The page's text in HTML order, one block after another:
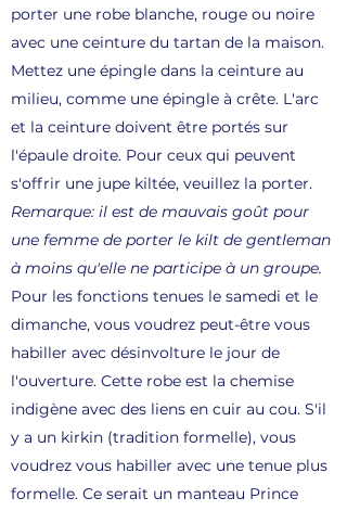
porter une robe blanche, rouge ou noire
avec une ceinture du tartan de la maison.
Mettez une épingle dans la ceinture au
milieu, comme une épingle à crête. L'arc
et la ceinture doivent être portés sur
l'épaule droite. Pour ceux qui peuvent
s'offrir une jupe kiltée, veuillez la porter.
Remarque: il est de mauvais goût pour
une femme de porter le kilt de gentleman
à moins qu'elle ne participe à un groupe.
Pour les fonctions tenues le samedi et le
dimanche, vous voudrez peut-être vous
habiller avec désinvolture le jour de
l'ouverture. Cette robe est la chemise
indigène avec des liens en cuir au cou. S'il
y a un kirkin (tradition formelle), vous
voudrez vous habiller avec une tenue plus
formelle. Ce serait un manteau Prince